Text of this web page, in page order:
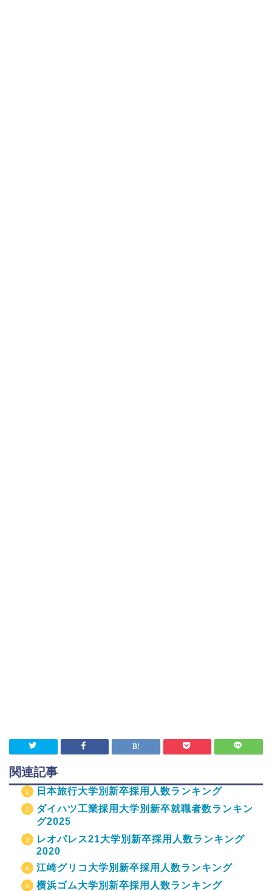
関連記事
日本旅行大学別新卒採用人数ランキング
ダイハツ工業採用大学別新卒就職者数ランキン
グ2025
レオパレス21大学別新卒採用人数ランキング
2020
江崎グリコ大学別新卒採用人数ランキング
横浜ゴム大学別新卒採用人数ランキング